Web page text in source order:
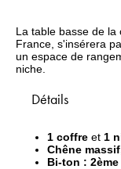
La table basse de la
France, s'insérera
un espace de
niche.
Détails
1 coffre et 1
Chêne
Bi-ton :